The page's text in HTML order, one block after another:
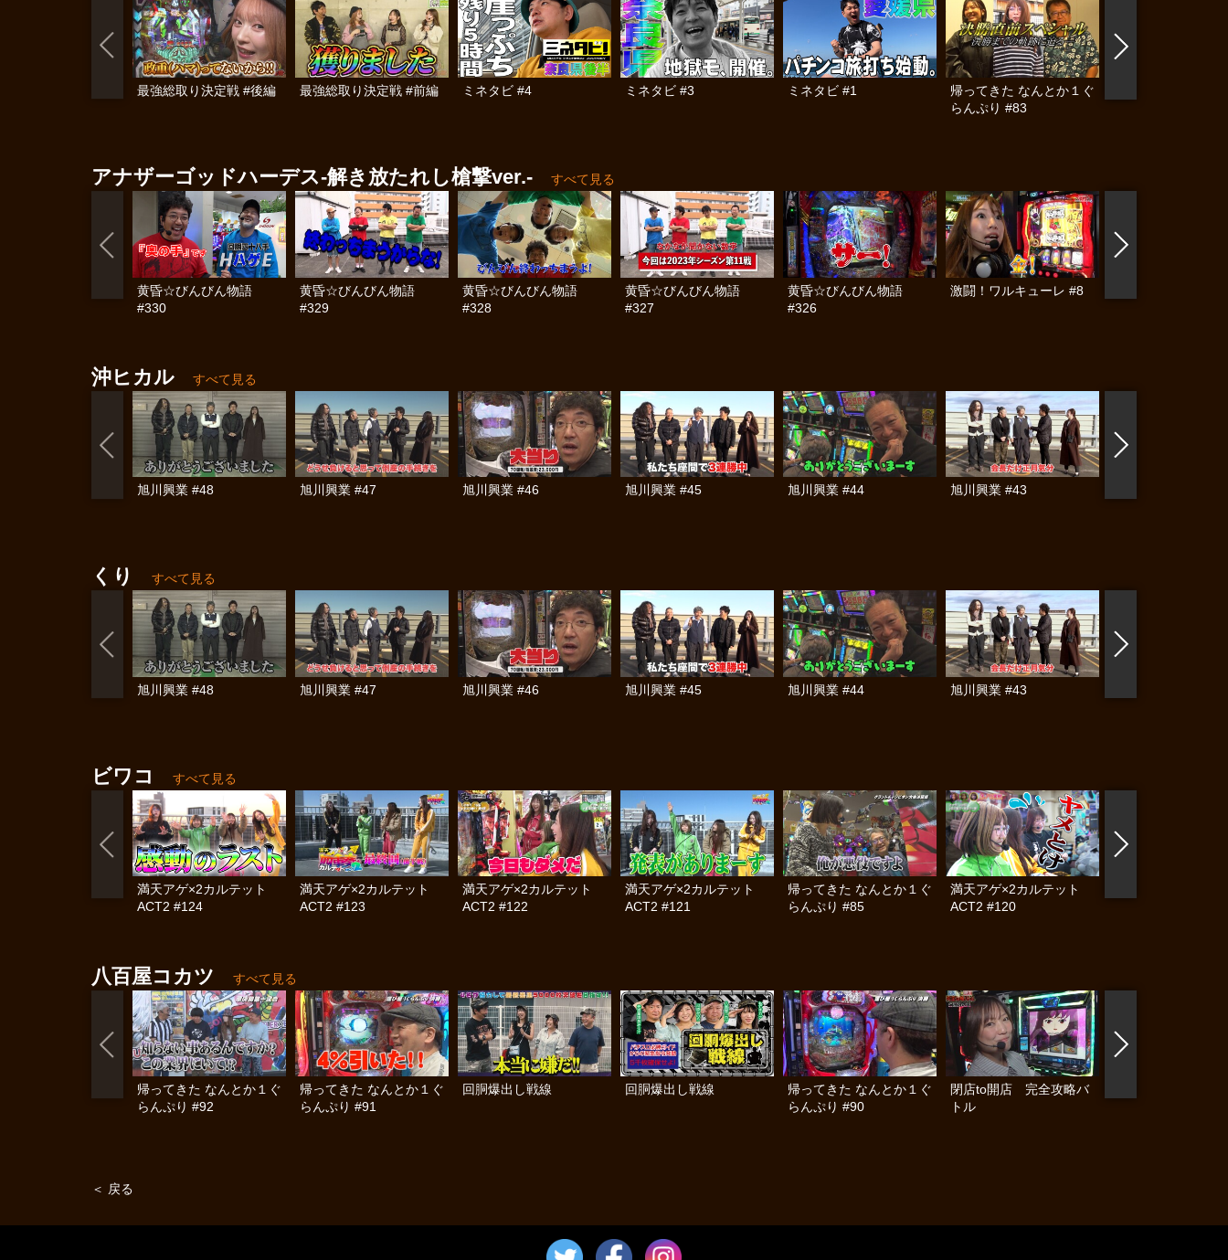
最強総取り決定戦 #後編 最強総取り決定戦 #前編 ミネタビ #4 ミネタビ #3 ミネタビ #1
帰ってきた なんとか１ぐ
らんぷり #83
アナザーゴッドハーデス‐解き放たれし槍撃ver.‐ すべて見る
黄昏☆びんびん物語
#330
黄昏☆びんびん物語
#329
黄昏☆びんびん物語
#328
黄昏☆びんびん物語
#327
黄昏☆びんびん物語
#326
激闘！ワルキューレ #8
沖ヒカル すべて見る
旭川興業 #48 旭川興業 #47 旭川興業 #46 旭川興業 #45 旭川興業 #44 旭川興業 #43
くり すべて見る
旭川興業 #48 旭川興業 #47 旭川興業 #46 旭川興業 #45 旭川興業 #44 旭川興業 #43
ビワコ すべて見る
満天アゲ×2カルテット
ACT2 #124
満天アゲ×2カルテット
ACT2 #123
満天アゲ×2カルテット
ACT2 #122
満天アゲ×2カルテット
ACT2 #121
帰ってきた なんとか１ぐ
らんぷり #85
満天アゲ×2カルテット
ACT2 #120
八百屋コカツ すべて見る
帰ってきた なんとか１ぐ
らんぷり #92
帰ってきた なんとか１ぐ
らんぷり #91
回胴爆出し戦線 回胴爆出し戦線
帰ってきた なんとか１ぐ
らんぷり #90
閉店to開店 完全攻略バ
トル
＜ 戻る